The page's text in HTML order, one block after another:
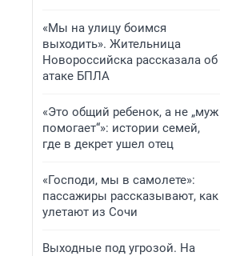
«Мы на улицу боимся
выходить». Жительница
Новороссийска рассказала об
атаке БПЛА
«Это общий ребенок, а не „муж
помогает“»: истории семей,
где в декрет ушел отец
«Господи, мы в самолете»:
пассажиры рассказывают, как
улетают из Сочи
Выходные под угрозой. На